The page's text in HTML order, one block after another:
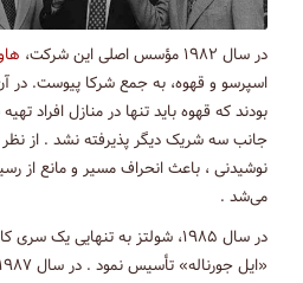
در سال ۱۹۸۲ مؤسس اصلی این شرکت،
اسپرسو و قهوه، به جمع شرکا پیوست. در
بودند که قهوه باید تنها در منازل افراد
جانب سه شریک دیگر پذیرفته نشد . از
نوشیدنی ، باعث انحراف مسیر و مانع از
می‌شد .
در سال ۱۹۸۵، شولتز به تنهایی یک